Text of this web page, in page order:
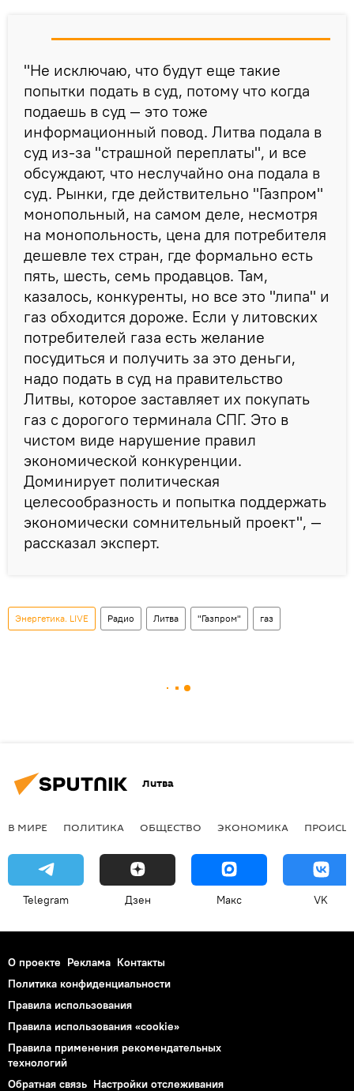
"Не исключаю, что будут еще такие
попытки подать в суд, потому что когда
подаешь в суд — это тоже
информационный повод. Литва подала в
суд из-за "страшной переплаты", и все
обсуждают, что неслучайно она подала в
суд. Рынки, где действительно "Газпром"
монопольный, на самом деле, несмотря
на монопольность, цена для потребителя
дешевле тех стран, где формально есть
пять, шесть, семь продавцов. Там,
казалось, конкуренты, но все это "липа" и
газ обходится дороже. Если у литовских
потребителей газа есть желание
посудиться и получить за это деньги,
надо подать в суд на правительство
Литвы, которое заставляет их покупать
газ с дорогого терминала СПГ. Это в
чистом виде нарушение правил
экономической конкуренции.
Доминирует политическая
целесообразность и попытка поддержать
экономически сомнительный проект", —
рассказал эксперт.
Энергетика. LIVE Радио Литва "Газпром" газ
Литва
В МИРЕ ПОЛИТИКА ОБЩЕСТВО ЭКОНОМИКА
Telegram Дзен Макс VK
О проекте Реклама Контакты
Политика конфиденциальности
Правила использования
Правила использования «cookie»
Правила применения рекомендательных
технологий
Обратная связь Настройки отслеживания